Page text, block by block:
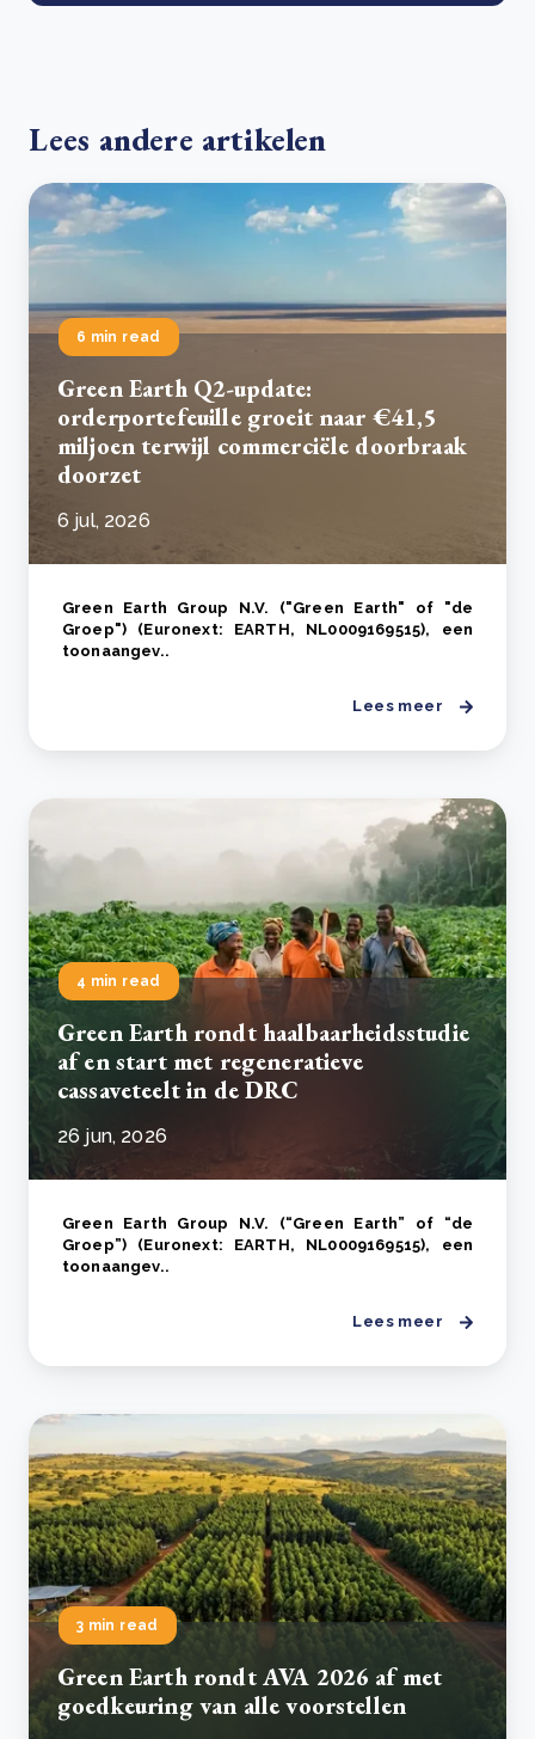
Lees andere artikelen
6 min read
Green Earth Q2-update:
orderportefeuille groeit naar €41,5
miljoen terwijl commerciële doorbraak
doorzet
6 jul, 2026
Green Earth Group N.V. ("Green Earth" of "de
Groep") (Euronext: EARTH, NL0009169515), een
toonaangev..
Lees meer
4 min read
Green Earth rondt haalbaarheidsstudie
af en start met regeneratieve
cassaveteelt in de DRC
26 jun, 2026
Green Earth Group N.V. (“Green Earth” of “de
Groep”) (Euronext: EARTH, NL0009169515), een
toonaangev..
Lees meer
3 min read
Green Earth rondt AVA 2026 af met
goedkeuring van alle voorstellen